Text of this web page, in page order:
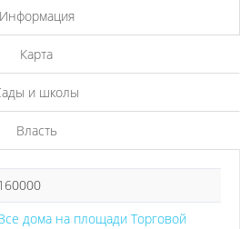
Информация
Карта
и школы
Власть
дома на площади Торговой